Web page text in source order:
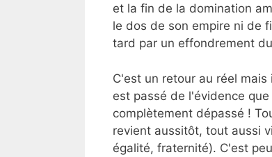
et la fin de la domination
le dos de son empire ni de
tard par un effondrement
C'est un retour au réel
est passé de l'évidence
complètement dépassé !
revient aussitôt, tout aussi
égalité, fraternité). C'est